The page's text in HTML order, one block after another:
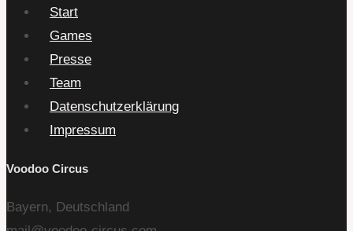
Start
Games
Presse
Team
Datenschutzerklärung
Impressum
Voodoo Circus
Bayern, Deutschland